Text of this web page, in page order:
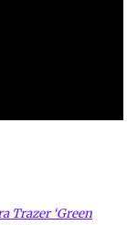
Trazer ‘Green